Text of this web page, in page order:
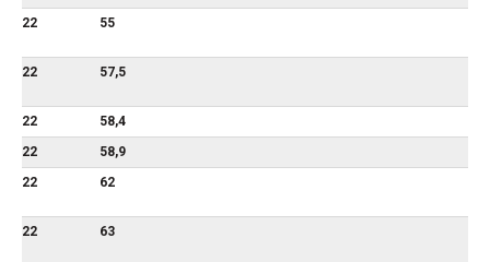
22 55
22 57,5
22
58,4
22
58,9
22
62
22 63